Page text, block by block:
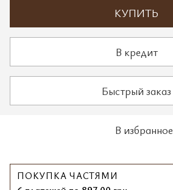
КУПИТЬ
В кредит
Быстрый заказ
В избранное
ПОКУПКА ЧАСТЯМИ